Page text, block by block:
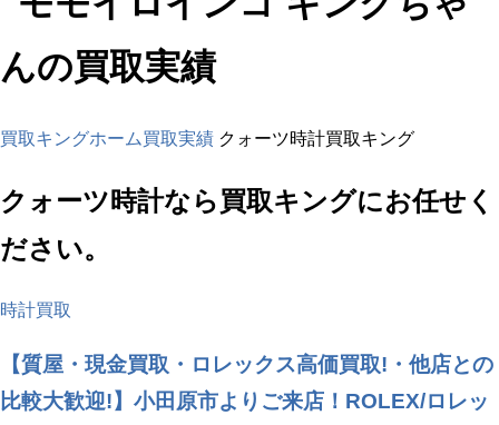
買取キングホーム買取実績 クォーツ時計買取キング
クォーツ時計なら買取キングにお任せく
ださい。
時計買取
【質屋・現金買取・ロレックス高価買取!・他店との
比較大歓迎!】小田原市よりご来店！ROLEX/ロレッ